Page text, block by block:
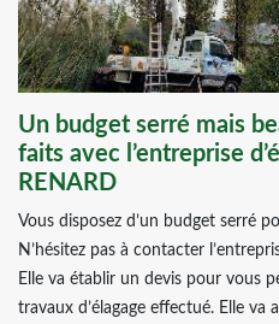
Un budget serré mais
faits avec l’entreprise
RENARD
Vous disposez d’un budget serré
N’hésitez pas à contacter
Elle va établir un devis pour vous
travaux d’élagage effectué. Elle